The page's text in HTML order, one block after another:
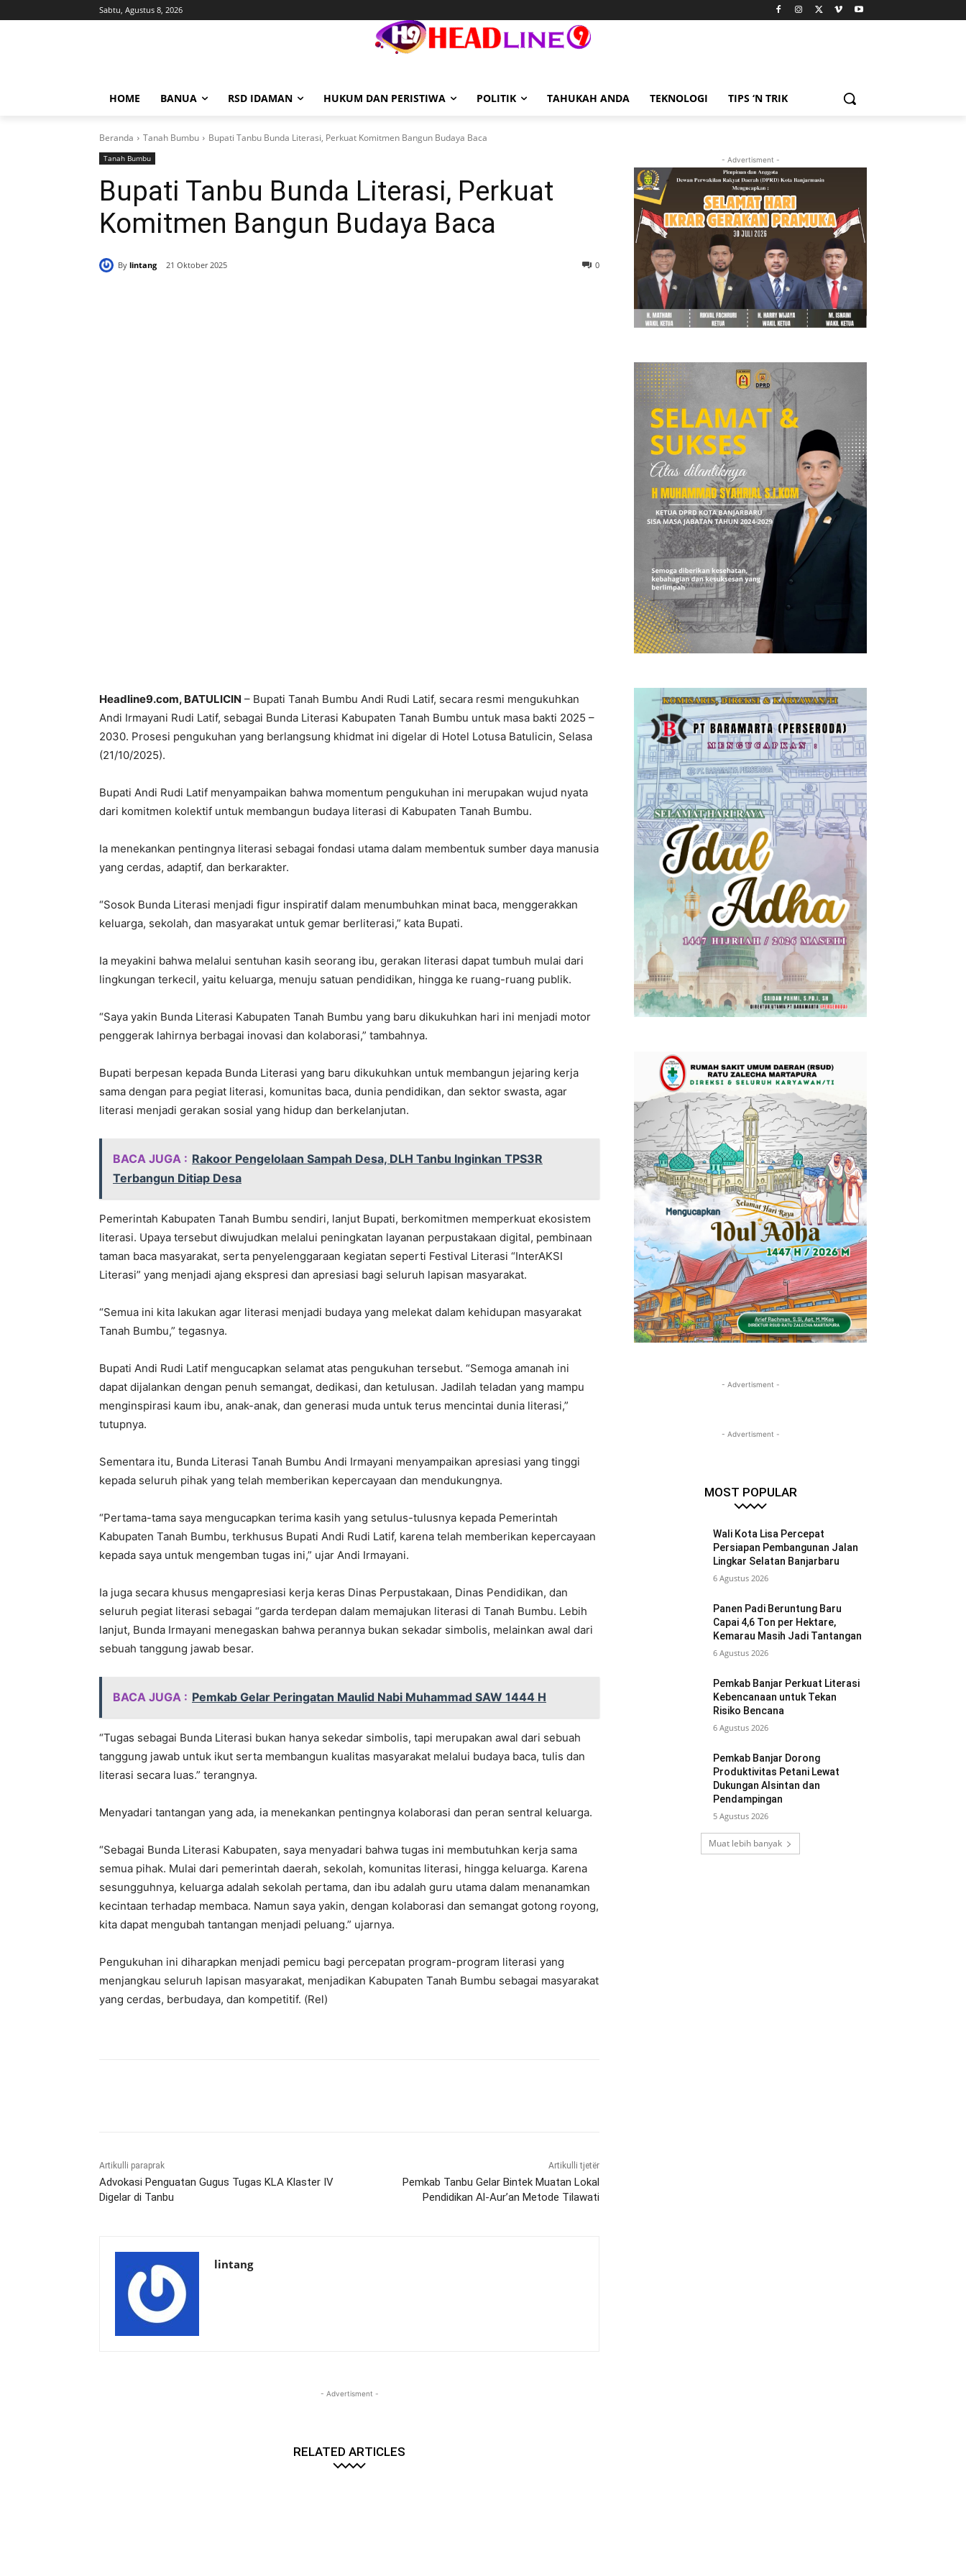
Sabtu, Agustus 8, 2026
HOME BANUA RSD IDAMAN HUKUM DAN PERISTIWA POLITIK TAHUKAH ANDA TEKNOLOGI TIPS ‘N TRIK
Beranda Tanah Bumbu Bupati Tanbu Bunda Literasi, Perkuat Komitmen Bangun Budaya Baca
Tanah Bumbu
Bupati Tanbu Bunda Literasi, Perkuat
Komitmen Bangun Budaya Baca
By lintang 21 Oktober 2025 0
Headline9.com, BATULICIN – Bupati Tanah Bumbu Andi Rudi Latif, secara resmi mengukuhkan
Andi Irmayani Rudi Latif, sebagai Bunda Literasi Kabupaten Tanah Bumbu untuk masa bakti 2025 –
2030. Prosesi pengukuhan yang berlangsung khidmat ini digelar di Hotel Lotusa Batulicin, Selasa
(21/10/2025).
Bupati Andi Rudi Latif menyampaikan bahwa momentum pengukuhan ini merupakan wujud nyata
dari komitmen kolektif untuk membangun budaya literasi di Kabupaten Tanah Bumbu.
Ia menekankan pentingnya literasi sebagai fondasi utama dalam membentuk sumber daya manusia
yang cerdas, adaptif, dan berkarakter.
“Sosok Bunda Literasi menjadi figur inspiratif dalam menumbuhkan minat baca, menggerakkan
keluarga, sekolah, dan masyarakat untuk gemar berliterasi,” kata Bupati.
Ia meyakini bahwa melalui sentuhan kasih seorang ibu, gerakan literasi dapat tumbuh mulai dari
lingkungan terkecil, yaitu keluarga, menuju satuan pendidikan, hingga ke ruang-ruang publik.
“Saya yakin Bunda Literasi Kabupaten Tanah Bumbu yang baru dikukuhkan hari ini menjadi motor
penggerak lahirnya berbagai inovasi dan kolaborasi,” tambahnya.
Bupati berpesan kepada Bunda Literasi yang baru dikukuhkan untuk membangun jejaring kerja
sama dengan para pegiat literasi, komunitas baca, dunia pendidikan, dan sektor swasta, agar
literasi menjadi gerakan sosial yang hidup dan berkelanjutan.
BACA JUGA : Rakoor Pengelolaan Sampah Desa, DLH Tanbu Inginkan TPS3R
Terbangun Ditiap Desa
Pemerintah Kabupaten Tanah Bumbu sendiri, lanjut Bupati, berkomitmen memperkuat ekosistem
literasi. Upaya tersebut diwujudkan melalui peningkatan layanan perpustakaan digital, pembinaan
taman baca masyarakat, serta penyelenggaraan kegiatan seperti Festival Literasi “InterAKSI
Literasi” yang menjadi ajang ekspresi dan apresiasi bagi seluruh lapisan masyarakat.
“Semua ini kita lakukan agar literasi menjadi budaya yang melekat dalam kehidupan masyarakat
Tanah Bumbu,” tegasnya.
Bupati Andi Rudi Latif mengucapkan selamat atas pengukuhan tersebut. “Semoga amanah ini
dapat dijalankan dengan penuh semangat, dedikasi, dan ketulusan. Jadilah teladan yang mampu
menginspirasi kaum ibu, anak-anak, dan generasi muda untuk terus mencintai dunia literasi,”
tutupnya.
Sementara itu, Bunda Literasi Tanah Bumbu Andi Irmayani menyampaikan apresiasi yang tinggi
kepada seluruh pihak yang telah memberikan kepercayaan dan mendukungnya.
“Pertama-tama saya mengucapkan terima kasih yang setulus-tulusnya kepada Pemerintah
Kabupaten Tanah Bumbu, terkhusus Bupati Andi Rudi Latif, karena telah memberikan kepercayaan
kepada saya untuk mengemban tugas ini,” ujar Andi Irmayani.
Ia juga secara khusus mengapresiasi kerja keras Dinas Perpustakaan, Dinas Pendidikan, dan
seluruh pegiat literasi sebagai “garda terdepan dalam memajukan literasi di Tanah Bumbu. Lebih
lanjut, Bunda Irmayani menegaskan bahwa perannya bukan sekadar simbolis, melainkan awal dari
sebuah tanggung jawab besar.
BACA JUGA : Pemkab Gelar Peringatan Maulid Nabi Muhammad SAW 1444 H
“Tugas sebagai Bunda Literasi bukan hanya sekedar simbolis, tapi merupakan awal dari sebuah
tanggung jawab untuk ikut serta membangun kualitas masyarakat melalui budaya baca, tulis dan
literasi secara luas.” terangnya.
Menyadari tantangan yang ada, ia menekankan pentingnya kolaborasi dan peran sentral keluarga.
“Sebagai Bunda Literasi Kabupaten, saya menyadari bahwa tugas ini membutuhkan kerja sama
semua pihak. Mulai dari pemerintah daerah, sekolah, komunitas literasi, hingga keluarga. Karena
sesungguhnya, keluarga adalah sekolah pertama, dan ibu adalah guru utama dalam menanamkan
kecintaan terhadap membaca. Namun saya yakin, dengan kolaborasi dan semangat gotong royong,
kita dapat mengubah tantangan menjadi peluang.” ujarnya.
Pengukuhan ini diharapkan menjadi pemicu bagi percepatan program-program literasi yang
menjangkau seluruh lapisan masyarakat, menjadikan Kabupaten Tanah Bumbu sebagai masyarakat
yang cerdas, berbudaya, dan kompetitif. (Rel)
Artikulli paraprak
Advokasi Penguatan Gugus Tugas KLA Klaster IV
Digelar di Tanbu
Artikulli tjetër
Pemkab Tanbu Gelar Bintek Muatan Lokal
Pendidikan Al-Aur’an Metode Tilawati
lintang
- Advertisment -
RELATED ARTICLES
- Advertisment -
- Advertisment -
- Advertisment -
MOST POPULAR
Wali Kota Lisa Percepat
Persiapan Pembangunan Jalan
Lingkar Selatan Banjarbaru
6 Agustus 2026
Panen Padi Beruntung Baru
Capai 4,6 Ton per Hektare,
Kemarau Masih Jadi Tantangan
6 Agustus 2026
Pemkab Banjar Perkuat Literasi
Kebencanaan untuk Tekan
Risiko Bencana
6 Agustus 2026
Pemkab Banjar Dorong
Produktivitas Petani Lewat
Dukungan Alsintan dan
Pendampingan
5 Agustus 2026
Muat lebih banyak